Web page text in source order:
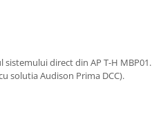
direct din AP T-H MBP01.
solutia Audison Prima DCC).